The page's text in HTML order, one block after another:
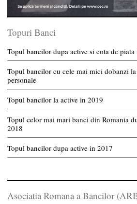
Topuri Banci
Topul bancilor dupa active si cota de
Topul bancilor cu cele mai mici dobanzi
personale
Topul bancilor la active in 2019
Topul celor mai mari banci din Romania
2018
Topul bancilor dupa active in 2017
Asociatia Romana a Bancilor